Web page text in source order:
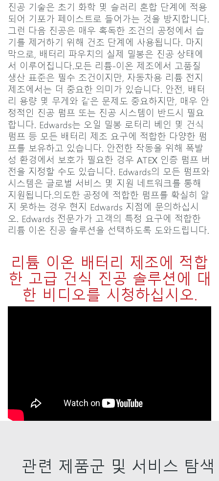
진공 기술은 초기 화학 및 슬러리 혼합 단계에 적용
되어 기포가 페이스트로 들어가는 것을 방지합니다.
그런 다음 진공은 매우 혹독한 조건의 공정에서 습
기를 제거하기 위해 건조 단계에 사용됩니다. 마지
막으로, 배터리 파우치의 실제 밀봉은 진공 상태에
서 이루어집니다.모든 리튬-이온 제조에서 고품질
생산 표준은 필수 조건이지만, 자동차용 리튬 전지
제조에서는 더 중요한 의미가 있습니다. 안전, 배터
리 용량 및 무게와 같은 문제도 중요하지만, 매우 안
정적인 진공 펌프 또는 진공 시스템이 반드시 필요
합니다. Edwards는 오일 밀봉 로터리 베인 및 건식
펌프 등 모든 배터리 제조 요구에 적합한 다양한 펌
프를 보유하고 있습니다. 안전한 작동을 위해 폭발
성 환경에서 보호가 필요한 경우 ATEX 인증 펌프 버
전을 지정할 수도 있습니다. Edwards의 모든 펌프와
시스템은 글로벌 서비스 및 지원 네트워크를 통해
지원됩니다.의도한 공정에 적합한 펌프를 확실히 알
지 못하는 경우 현지 Edwards 지점에 문의하십시
오. Edwards 전문가가 고객의 특정 요구에 적합한
리튬 이온 진공 솔루션을 선택하도록 도와드립니다.
리튬 이온 배터리 제조에 적합
한 고급 건식 진공 솔루션에 대
한 비디오를 시청하십시오.
관련 제품군 및 서비스 탐색